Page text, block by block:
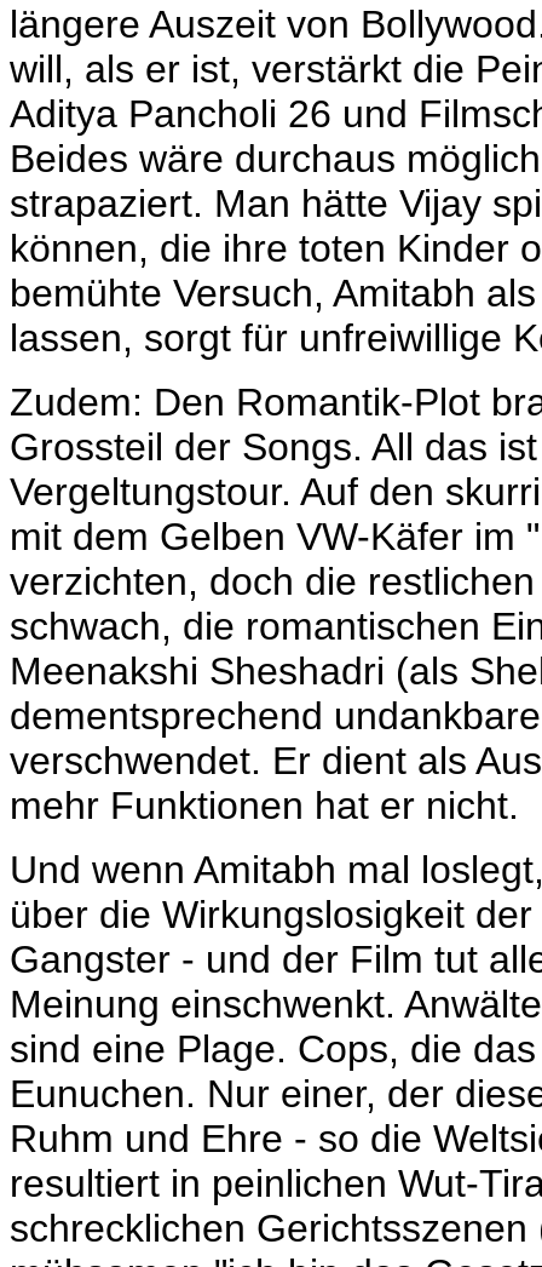
längere Auszeit von
will, als er ist, verstärkt die
Aditya Pancholi 26 und
Beides wäre durchaus
strapaziert. Man hätte Vijay
können, die ihre toten Kinder
bemühte Versuch, Amitabh
lassen, sorgt für unfreiwillige
Zudem: Den Romantik-Plot
Grossteil der Songs. All das
Vergeltungstour. Auf den
mit dem Gelben VW-Käfer im
verzichten, doch die
schwach, die romantischen
Meenakshi Sheshadri (als
dementsprechend
verschwendet. Er dient als
mehr Funktionen hat er nicht.
Und wenn Amitabh mal
über die Wirkungslosigkeit
Gangster - und der Film tut
Meinung einschwenkt.
sind eine Plage. Cops, die
Eunuchen. Nur einer, der
Ruhm und Ehre - so die
resultiert in peinlichen Wut-
schrecklichen